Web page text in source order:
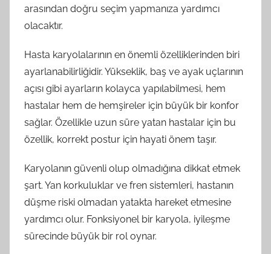
arasından doğru seçim yapmanıza yardımcı
olacaktır.
Hasta karyolalarının en önemli özelliklerinden biri
ayarlanabilirliğidir. Yükseklik, baş ve ayak uçlarının
açısı gibi ayarların kolayca yapılabilmesi, hem
hastalar hem de hemşireler için büyük bir konfor
sağlar. Özellikle uzun süre yatan hastalar için bu
özellik, korrekt postur için hayati önem taşır.
Karyolanın güvenli olup olmadığına dikkat etmek
şart. Yan korkuluklar ve fren sistemleri, hastanın
düşme riski olmadan yatakta hareket etmesine
yardımcı olur. Fonksiyonel bir karyola, iyileşme
sürecinde büyük bir rol oynar.